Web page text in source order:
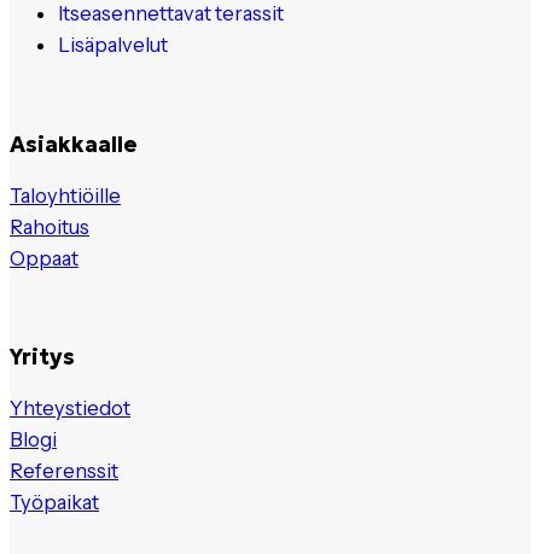
Itseasennettavat terassit
Lisäpalvelut
Asiakkaalle
Taloyhtiöille
Rahoitus
Oppaat
Yritys
Yhteystiedot
Blogi
Referenssit
Työpaikat